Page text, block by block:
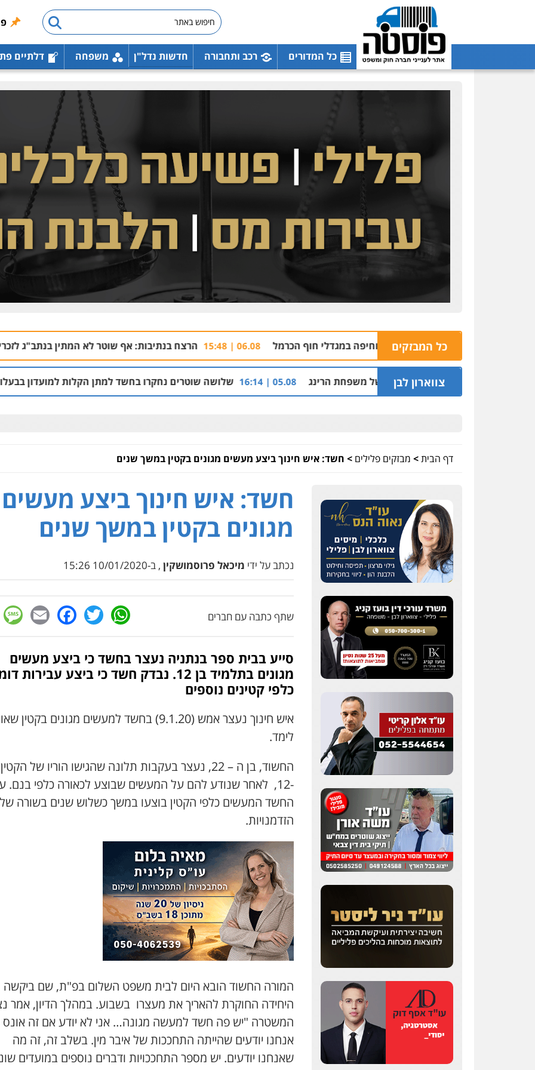
כל המדורים רכב ותחבורה חדשות נדל"ן משפחה דלתיים
כל המבזקים
אמל"ח מאיבטין וחיפה במגדלי חוף הכרמל 06.08 | 15:48 הרצח בנתיבות: אף שוטר לא המתין בנתב"ג לזכריה אדרי שחזר
צווארון לבן
ההלוואות של משפחת הרינג 05.08 | 16:14 שלושה שוטרים נחקרו בחשד למתן הקלות למועדון בבעלות אחיו של
דף הבית> מבזקים פלילים > חשד: איש חינוך ביצע מעשים מגונים בקטין במשך שנים
שחר לדובסקי, עו"ד
פלילי מעצרים וחקירות
0507913332
עו"ד איהאב ג'לג'ולי
0505216700
עו"ד שלומי שרון
פלילי צבאי מעצרים
חשד: איש חינוך ביצע מעשים
מגונים בקטין במשך שנים
נכתב על ידי מיכאל פרוסמושקין , ב-10/01/2020 15:26
שתף כתבה עם חברים WhatsApp
Twitter
סייע בבית ספר בנתניה נעצר בחשד כי ביצע מעשים
מגונים בתלמיד בן 12. נבדק חשד כי ביצע עבירות
כלפי קטינים נוספים
איש חינוך נעצר אמש (9.1.20) בחשד למעשים מגונים בקטין
לימד.
החשוד, בן ה – 22, נעצר בעקבות תלונה שהגישו הוריו של
-12, לאחר שנודע להם על המעשים שבוצע לכאורה כלפי בנם.
החשד המעשים כלפי הקטין בוצעו במשך כשלוש שנים בשורה של
הזדמנויות.
המורה החשוד הובא היום לבית משפט השלום בפ"ת, שם ביקשה
היחידה החוקרת להאריך את מעצרו בשבוע. במהלך הדיון, אמר
המשטרה "יש פה חשד למעשה מגונה… אני לא יודע אם זה אונס
אנחנו יודעים שהייתה התחככות של איבר מין. בשלב זה, זה מה
שאנחנו יודעים. יש מספר התחככויות ודברים נוספים במועדים